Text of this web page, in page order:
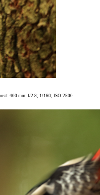
400 mm; f/2.8; 1/160; ISO:2500